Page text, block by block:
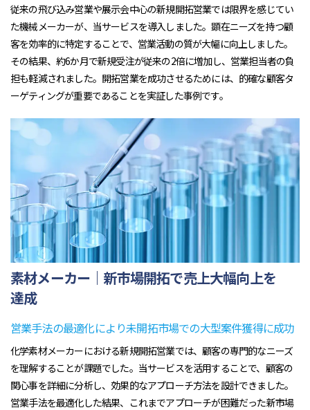
従来の飛び込み営業や展示会中心の新規開拓営業では限界を感じてい
た機械メーカーが、当サービスを導入しました。顕在ニーズを持つ顧
客を効率的に特定することで、営業活動の質が大幅に向上しました。
その結果、約6か月で新規受注が従来の2倍に増加し、営業担当者の負
担も軽減されました。開拓営業を成功させるためには、的確な顧客タ
ーゲティングが重要であることを実証した事例です。
素材メーカー｜新市場開拓で売上大幅向上を
達成
営業手法の最適化により未開拓市場での大型案件獲得に成功
化学素材メーカーにおける新規開拓営業では、顧客の専門的なニーズ
を理解することが課題でした。当サービスを活用することで、顧客の
関心事を詳細に分析し、効果的なアプローチ方法を設計できました。
営業手法を最適化した結果、これまでアプローチが困難だった新市場